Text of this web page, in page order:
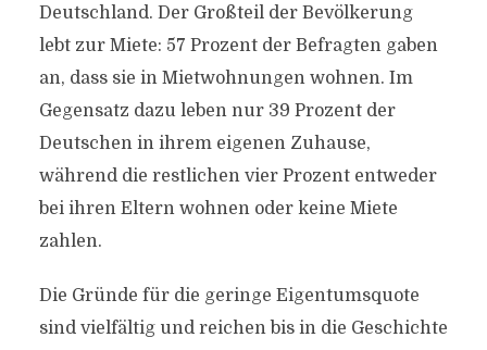
Deutschland. Der Großteil der Bevölkerung
lebt zur Miete: 57 Prozent der Befragten gaben
an, dass sie in Mietwohnungen wohnen. Im
Gegensatz dazu leben nur 39 Prozent der
Deutschen in ihrem eigenen Zuhause,
während die restlichen vier Prozent entweder
bei ihren Eltern wohnen oder keine Miete
zahlen.
Die Gründe für die geringe Eigentumsquote
sind vielfältig und reichen bis in die Geschichte